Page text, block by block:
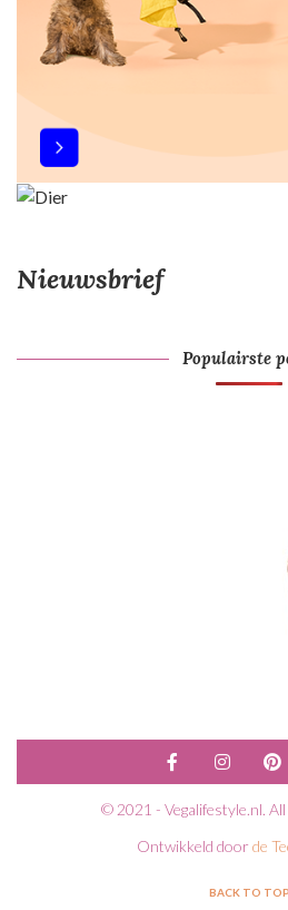
Nieuwsbrief
Populairste
© 2021 - Vegalifestyle.nl.
Ontwikkeld door de
BACK TO TOP